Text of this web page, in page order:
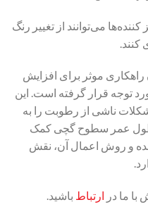
می‌توانند از تغییر رنگ
راهکاری موثر برای افزایش
توجه قرار گرفته است. این
ناشی از رطوبت را به
طول عمر سطوح گچی کمک
و روش اعمال آن، نقش
ما در ارتباط باشید.